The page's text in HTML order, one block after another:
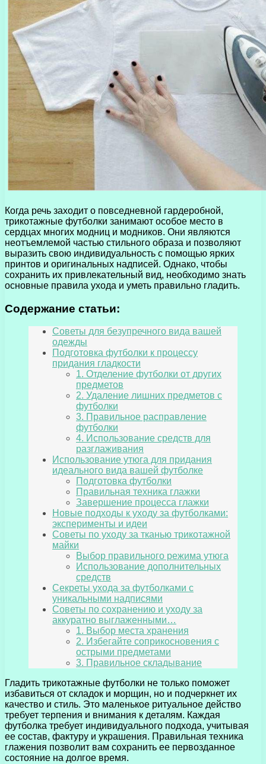
Когда речь заходит о повседневной гардеробной,
трикотажные футболки занимают особое место в
сердцах многих модниц и модников. Они являются
неотъемлемой частью стильного образа и позволяют
выразить свою индивидуальность с помощью ярких
принтов и оригинальных надписей. Однако, чтобы
сохранить их привлекательный вид, необходимо знать
основные правила ухода и уметь правильно гладить.
Содержание статьи:
Советы для безупречного вида вашей
одежды
Подготовка футболки к процессу
придания гладкости
1. Отделение футболки от других
предметов
2. Удаление лишних предметов с
футболки
3. Правильное расправление
футболки
4. Использование средств для
разглаживания
Использование утюга для придания
идеального вида вашей футболке
Подготовка футболки
Правильная техника глажки
Завершение процесса глажки
Новые подходы к уходу за футболками:
эксперименты и идеи
Советы по уходу за тканью трикотажной
майки
Выбор правильного режима утюга
Использование дополнительных
средств
Секреты ухода за футболками с
уникальными надписями
Советы по сохранению и уходу за
аккуратно выглаженными…
1. Выбор места хранения
2. Избегайте соприкосновения с
острыми предметами
3. Правильное складывание
Гладить трикотажные футболки не только поможет
избавиться от складок и морщин, но и подчеркнет их
качество и стиль. Это маленькое ритуальное действо
требует терпения и внимания к деталям. Каждая
футболка требует индивидуального подхода, учитывая
ее состав, фактуру и украшения. Правильная техника
глажения позволит вам сохранить ее первозданное
состояние на долгое время.